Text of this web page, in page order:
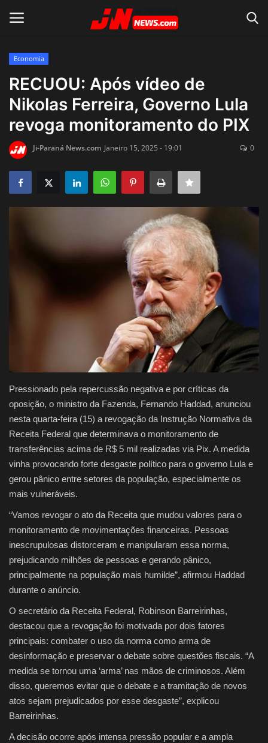
Home
Acidente
Saúde
Economia
RECUOU: Após vídeo de
Nikolas Ferreira, Governo Lula
revoga monitoramento do PIX
Ji-Paraná News.com Janeiro 15, 2025 - 19:01 0
Pressionado pela repercussão negativa e por críticas da
oposição, o ministro da Fazenda, Fernando Haddad, anunciou
nesta quarta-feira (15) a revogação da Instrução Normativa da
Receita Federal que determinava o monitoramento de
transferências acima de R$ 5 mil realizadas via Pix. A medida
vinha provocando forte desgaste político para o governo Lula e
gerou pânico entre setores da população, especialmente os
mais vulneráveis.
“Vamos revogar o ato da Receita que mudou valores para o
monitoramento de movimentações financeiras. Pessoas
inescrupulosas distorceram e manipularam essa norma,
prejudicando milhões de pessoas e gerando pânico,
principalmente na população mais humilde”, afirmou Haddad
durante o anúncio.
O secretário da Receita Federal, Robinson Barreirinhas,
destacou que a revogação foi motivada por dois fatores
principais: combater o uso da norma como arma de
desinformação e preservar o debate sobre questões fiscais. “A
medida se tornou uma ‘arma’ nas mãos de criminosos. Além
disso, queremos evitar que o debate e a tramitação de novos
atos sejam prejudicados por esse desgaste”, explicou
Barreirinhas.
A decisão ocorre após intensa pressão popular e a ampla